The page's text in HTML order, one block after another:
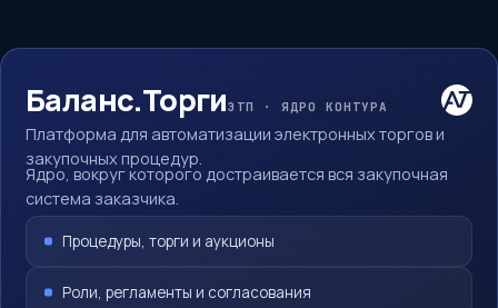
Баланс.ТоргиЭТП · ЯДРО КОНТУРА
Платформа для автоматизации электронных торгов и
закупочных процедур.
Ядро, вокруг которого достраивается вся закупочная
система заказчика.
Процедуры, торги и аукционы
Роли, регламенты и согласования